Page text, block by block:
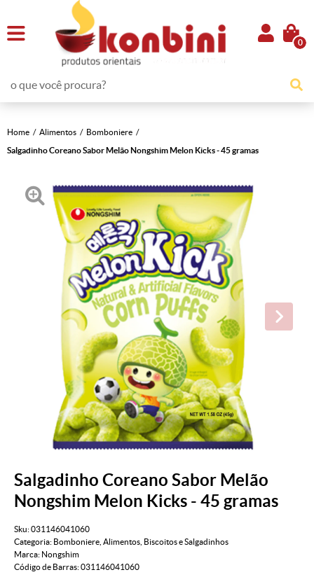
0
Home Alimentos
Bomboniere
Salgadinho Coreano Sabor Melão Nongshim Melon Kicks - 45 gramas
Salgadinho Coreano Sabor Melão
Nongshim Melon Kicks - 45 gramas
Sku:031146041060
Categoria: Bomboniere Alimentos Biscoitos e Salgadinhos
Marca: Nongshim
Código de Barras:031146041060